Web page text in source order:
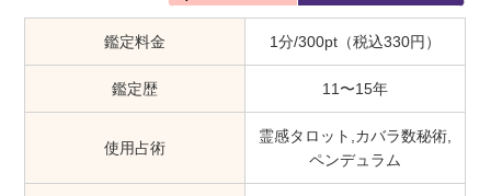
鑑定料金 1分/300pt（税込330円）
鑑定歴 11〜15年
使用占術
霊感タロット,カバラ数秘術,
ペンデュラム